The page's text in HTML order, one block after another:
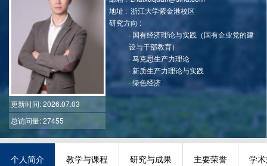
更新时间: 2026.07.03
总访问量: 27455
地址 : 浙江大学紫金港校区
研究方向 :
· 国有经济理论与实践（国有企业党的建
设与干部教育）
·马克思生产力理论
·新质生产力理论与实践
·绿色经济
个人简介 教学与课程 研究与成果 主要荣誉 学